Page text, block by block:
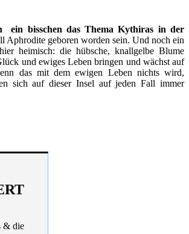
ein bisschen das Thema Kythiras in der
Aphrodite geboren worden sein. Und noch ein
heimisch: die hübsche, knallgelbe Blume
und ewiges Leben bringen und wächst auf
das mit dem ewigen Leben nichts wird,
sich auf dieser Insel auf jeden Fall immer
& die